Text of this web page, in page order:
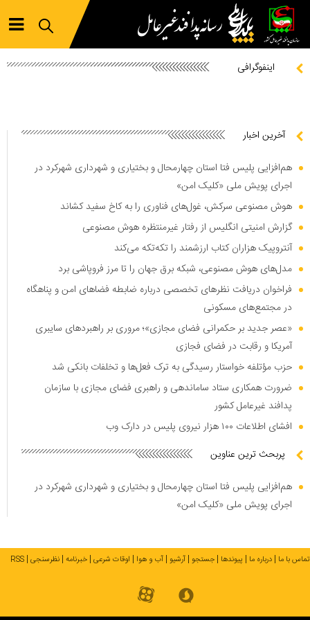
اینفوگرافی
آخرین اخبار
هم‌افزایی پلیس فتا استان چهارمحال و بختیاری و شهرداری شهرکرد در
اجرای پویش ملی «کلیک امن»
هوش مصنوعی سرکش، غول‌های فناوری را به کاخ سفید کشاند
گزارش امنیتی انگلیس از رفتار غیرمنتظره هوش مصنوعی
آنتروپیک هزاران کتاب ارزشمند را تکه‌تکه می‌کند
مدل‌های هوش مصنوعی، شبکه برق جهان را تا مرز فروپاشی برد
فراخوان دریافت نظر‌های تخصصی درباره ضابطه فضا‌های امن و پناهگاه
در مجتمع‌های مسکونی
«عصر جدید بر حکمرانی فضای مجازی»؛ مروری بر راهبرد‌های سایبری
آمریکا و رقابت در فضای فجازی
حزب مؤتلفه خواستار رسیدگی به ترک فعل‌ها و تخلفات بانکی شد
ضرورت همکاری ستاد ساماندهی و راهبری فضای مجازی با سازمان
پدافند غیرعامل کشور
افشای اطلاعات ۱۰۰ هزار نیروی پلیس در دارک وب
پربحث ترین عناوین
هم‌افزایی پلیس فتا استان چهارمحال و بختیاری و شهرداری شهرکرد در
اجرای پویش ملی «کلیک امن»
تماس با ما درباره ما پیوندها جستجو آرشیو آب و هوا اوقات شرعی خبرنامه نظرسنجی RSS